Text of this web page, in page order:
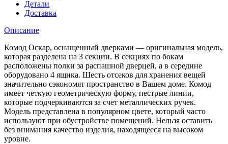
Детали
Доставка
Описание
Комод Оскар, оснащенный дверками — оригинальная модель,
которая разделена на 3 секции. В секциях по бокам
расположены полки за распашной дверцей, а в середине
оборудовано 4 ящика. Шесть отсеков для хранения вещей
значительно сэкономят пространство в Вашем доме. Комод
имеет четкую геометрическую форму, пестрые линии,
которые подчеркиваются за счет металлических ручек.
Модель представлена в популярном цвете, который часто
используют при обустройстве помещений. Нельзя оставить
без внимания качество изделия, находящееся на высоком
уровне.